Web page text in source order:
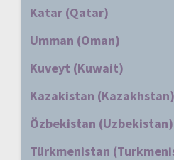
Katar (Qatar)
Umman (Oman)
Kuveyt (Kuwait)
Kazakistan (Kazakhstan)
Özbekistan (Uzbekistan)
Türkmenistan